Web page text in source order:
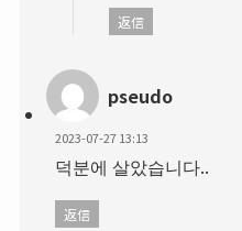
返信
pseudo
2023-07-27 13:13
덕분에 살았습니다..
返信